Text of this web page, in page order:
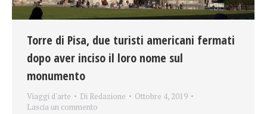
Torre di Pisa, due turisti americani fermati
dopo aver inciso il loro nome sul
monumento
Viaggi d'arte Di Redazione
Ottobre 4, 2019
Lascia un commento